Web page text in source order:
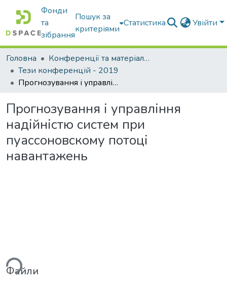
Фонди
та
зібрання
Пошук за
критеріями
Статистика Увійти
Головна
Конференції та матеріали конференцій
Тези конференцій - 2019
Прогнозування і управління надійністю систем при пуассоновскому потоці навантажень
Прогнозування і управління
надійністю систем при
пуассоновскому потоці
навантажень
Файли